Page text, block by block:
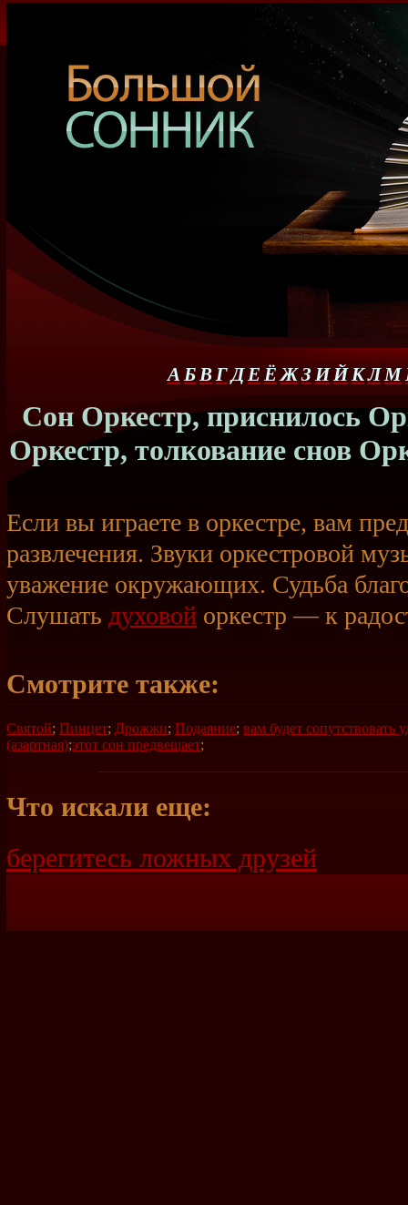
А БВГДЕ Ё ЖЗ ИЙКЛМ
Сон Оркестр, приснилось
Оркестр, толкование снов
Если вы играете в оркестре, вам
развлечения. Звуки оркестровой
уважение окружающих. Судьба
Слушать духовой оркестр — к
Смотрите также:
Святой; Пинцет; Дрожжи; Подаяние; вам будет сопутствовать
(азартная);этот сон предвещает;
Что искали еще:
берегитесь ложных друзей